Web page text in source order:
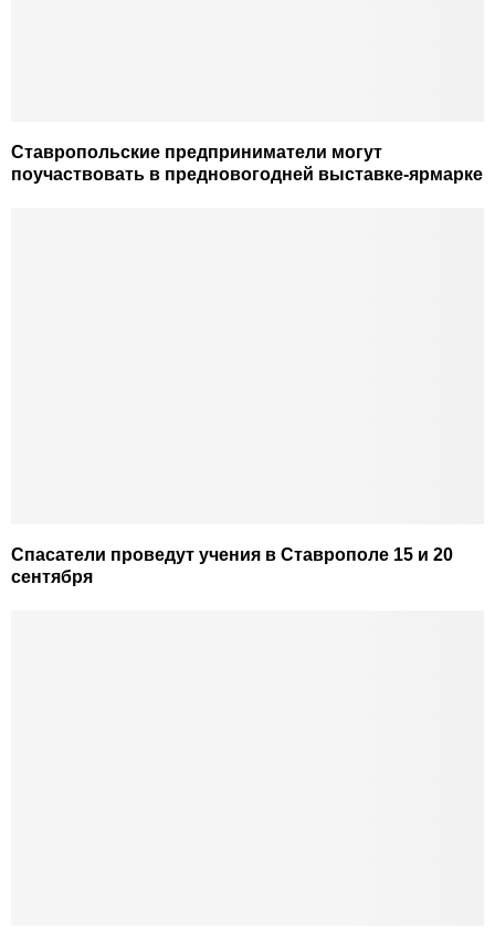
Ставропольские предприниматели могут
поучаствовать в предновогодней выставке-ярмарке
Спасатели проведут учения в Ставрополе 15 и 20
сентября